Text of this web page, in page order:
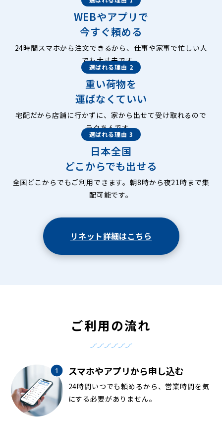
WEBやアプリで
今すぐ頼める
24時間スマホから注文できるから、仕事や家事で忙しい人
でも大丈夫です。
選ばれる理由 2
重い荷物を
運ばなくていい
宅配だから店舗に行かずに、家から出せて受け取れるので
ラクちんです。
選ばれる理由 3
日本全国
どこからでも出せる
全国どこからでもご利用できます。朝8時から夜21時まで集
配可能です。
リネット詳細はこちら
ご利用の流れ
スマホやアプリから申し込む
24時間いつでも頼めるから、営業時間を気
にする必要がありません。